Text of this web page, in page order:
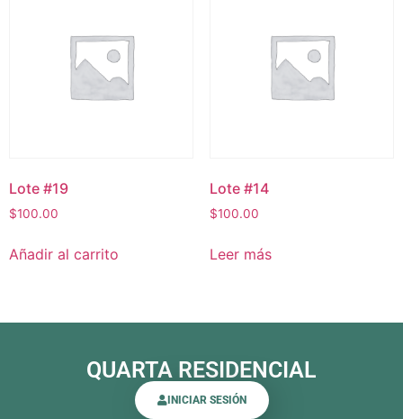
Lote #19
$100.00
Añadir al carrito
Lote #14
$100.00
Leer más
QUARTA RESIDENCIAL
INICIAR SESIÓN